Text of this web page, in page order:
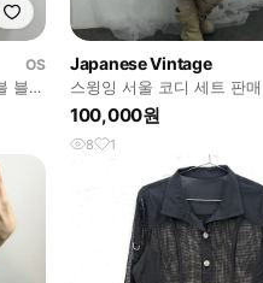
OS
블레
Japanese Vintage
스윙잉 서울 코디 세트 판매
100,000원
8 1